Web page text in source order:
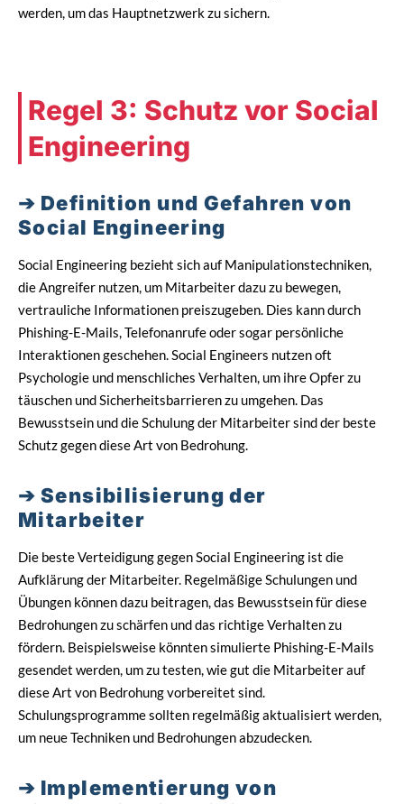
werden, um das Hauptnetzwerk zu sichern.
Regel 3: Schutz vor Social
Engineering
Definition und Gefahren von
Social Engineering
Social Engineering bezieht sich auf Manipulationstechniken,
die Angreifer nutzen, um Mitarbeiter dazu zu bewegen,
vertrauliche Informationen preiszugeben. Dies kann durch
Phishing-E-Mails, Telefonanrufe oder sogar persönliche
Interaktionen geschehen. Social Engineers nutzen oft
Psychologie und menschliches Verhalten, um ihre Opfer zu
täuschen und Sicherheitsbarrieren zu umgehen. Das
Bewusstsein und die Schulung der Mitarbeiter sind der beste
Schutz gegen diese Art von Bedrohung.
Sensibilisierung der
Mitarbeiter
Die beste Verteidigung gegen Social Engineering ist die
Aufklärung der Mitarbeiter. Regelmäßige Schulungen und
Übungen können dazu beitragen, das Bewusstsein für diese
Bedrohungen zu schärfen und das richtige Verhalten zu
fördern. Beispielsweise könnten simulierte Phishing-E-Mails
gesendet werden, um zu testen, wie gut die Mitarbeiter auf
diese Art von Bedrohung vorbereitet sind.
Schulungsprogramme sollten regelmäßig aktualisiert werden,
um neue Techniken und Bedrohungen abzudecken.
Implementierung von